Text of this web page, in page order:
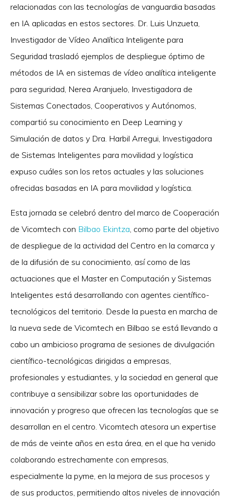
relacionadas con las tecnologías de vanguardia basadas
en IA aplicadas en estos sectores. Dr. Luis Unzueta,
Investigador de Vídeo Analítica Inteligente para
Seguridad trasladó ejemplos de despliegue óptimo de
métodos de IA en sistemas de vídeo analítica inteligente
para seguridad, Nerea Aranjuelo, Investigadora de
Sistemas Conectados, Cooperativos y Autónomos,
compartió su conocimiento en Deep Learning y
Simulación de datos y Dra. Harbil Arregui, Investigadora
de Sistemas Inteligentes para movilidad y logística
expuso cuáles son los retos actuales y las soluciones
ofrecidas basadas en IA para movilidad y logística.
Esta jornada se celebró dentro del marco de Cooperación
de Vicomtech con Bilbao Ekintza , como parte del objetivo
de despliegue de la actividad del Centro en la comarca y
de la difusión de su conocimiento, así como de las
actuaciones que el Master en Computación y Sistemas
Inteligentes está desarrollando con agentes científico-
tecnológicos del territorio. Desde la puesta en marcha de
la nueva sede de Vicomtech en Bilbao se está llevando a
cabo un ambicioso programa de sesiones de divulgación
científico-tecnológicas dirigidas a empresas,
profesionales y estudiantes, y la sociedad en general que
contribuye a sensibilizar sobre las oportunidades de
innovación y progreso que ofrecen las tecnologías que se
desarrollan en el centro. Vicomtech atesora un expertise
de más de veinte años en esta área, en el que ha venido
colaborando estrechamente con empresas,
especialmente la pyme, en la mejora de sus procesos y
de sus productos, permitiendo altos niveles de innovación